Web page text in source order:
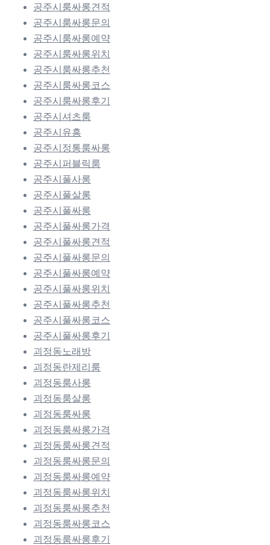
공주시룸싸롱견적
공주시룸싸롱문의
공주시룸싸롱예약
공주시룸싸롱위치
공주시룸싸롱추천
공주시룸싸롱코스
공주시룸싸롱후기
공주시셔츠룸
공주시유흥
공주시정통룸싸롱
공주시퍼블릭룸
공주시풀사롱
공주시풀살롱
공주시풀싸롱
공주시풀싸롱가격
공주시풀싸롱견적
공주시풀싸롱문의
공주시풀싸롱예약
공주시풀싸롱위치
공주시풀싸롱추천
공주시풀싸롱코스
공주시풀싸롱후기
괴정동노래방
괴정동란제리룸
괴정동룸사롱
괴정동룸살롱
괴정동룸싸롱
괴정동룸싸롱가격
괴정동룸싸롱견적
괴정동룸싸롱문의
괴정동룸싸롱예약
괴정동룸싸롱위치
괴정동룸싸롱추천
괴정동룸싸롱코스
괴정동룸싸롱후기